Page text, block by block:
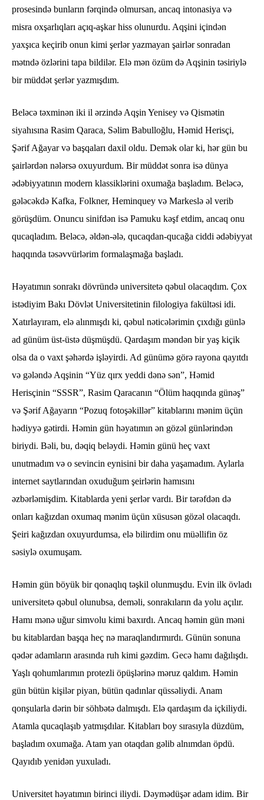
prosesində bunların fərqində olmursan, ancaq intonasiya və
misra oxşarlıqları açıq-aşkar hiss olunurdu. Aqşini içindən
yaxşıca keçirib onun kimi şerlər yazmayan şairlər sonradan
mətndə özlərini tapa bildilər. Elə mən özüm də Aqşinin təsiriylə
bir müddət şerlər yazmışdım.
Beləcə təxminən iki il ərzində Aqşin Yenisey və Qismətin
siyahısına Rasim Qaraca, Səlim Babulloğlu, Həmid Herisçi,
Şərif Ağayar və başqaları daxil oldu. Demək olar ki, hər gün bu
şairlərdən nələrsə oxuyurdum. Bir müddət sonra isə dünya
ədəbiyyatının modern klassiklərini oxumağa başladım. Beləcə,
gələcəkdə Kafka, Folkner, Heminquey və Markeslə əl verib
görüşdüm. Onuncu sinifdən isə Pamuku kəşf etdim, ancaq onu
qucaqladım. Beləcə, əldən-ələ, qucaqdan-qucağa ciddi ədəbiyyat
haqqında təsəvvürlərim formalaşmağa başladı.
Həyatımın sonrakı dövründə universitetə qəbul olacaqdım. Çox
istədiyim Bakı Dövlət Universitetinin filologiya fakültəsi idi.
Xatırlayıram, elə alınmışdı ki, qəbul nəticələrimin çıxdığı günlə
ad günüm üst-üstə düşmüşdü. Qardaşım məndən bir yaş kiçik
olsa da o vaxt şəhərdə işləyirdi. Ad günümə görə rayona qayıtdı
və gələndə Aqşinin “Yüz qırx yeddi dənə sən”, Həmid
Herisçinin “SSSR”, Rasim Qaracanın “Ölüm haqqında günəş”
və Şərif Ağayarın “Pozuq fotoşəkillər” kitablarını mənim üçün
hədiyyə gətirdi. Həmin gün həyatımın ən gözəl günlərindən
biriydi. Bəli, bu, dəqiq beləydi. Həmin günü heç vaxt
unutmadım və o sevincin eynisini bir daha yaşamadım. Aylarla
internet saytlarından oxuduğum şeirlərin hamısını
əzbərləmişdim. Kitablarda yeni şerlər vardı. Bir tərəfdən də
onları kağızdan oxumaq mənim üçün xüsusən gözəl olacaqdı.
Şeiri kağızdan oxuyurdumsa, elə bilirdim onu müəllifin öz
səsiylə oxumuşam.
Həmin gün böyük bir qonaqlıq təşkil olunmuşdu. Evin ilk övladı
universitetə qəbul olunubsa, deməli, sonrakıların da yolu açılır.
Hamı mənə uğur simvolu kimi baxırdı. Ancaq həmin gün məni
bu kitablardan başqa heç nə maraqlandırmırdı. Günün sonuna
qədər adamların arasında ruh kimi gəzdim. Gecə hamı dağılışdı.
Yaşlı qohumlarımın protezli öpüşlərinə məruz qaldım. Həmin
gün bütün kişilər piyan, bütün qadınlar qüssəliydi. Anam
qonşularla dərin bir söhbətə dalmışdı. Elə qardaşım da içkiliydi.
Atamla qucaqlaşıb yatmışdılar. Kitabları boy sırasıyla düzdüm,
başladım oxumağa. Atam yan otaqdan gəlib alnımdan öpdü.
Qayıdıb yenidən yuxuladı.
Universitet həyatımın birinci iliydi. Dəymədüşər adam idim. Bir